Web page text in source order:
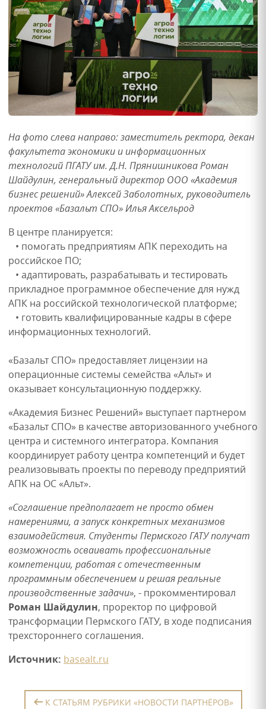
На фото слева направо: заместитель ректора, декан
факультета экономики и информационных
технологий ПГАТУ им. Д.Н. Прянишникова Роман
Шайдулин, генеральный директор ООО «Академия
бизнес решений» Алексей Заболотных, руководитель
проектов «Базальт СПО» Илья Аксельрод
В центре планируется:
• помогать предприятиям АПК переходить на
российское ПО;
• адаптировать, разрабатывать и тестировать
прикладное программное обеспечение для нужд
АПК на российской технологической платформе;
• готовить квалифицированные кадры в сфере
информационных технологий.
«Базальт СПО» предоставляет лицензии на
операционные системы семейства «Альт» и
оказывает консультационную поддержку.
«Академия Бизнес Решений» выступает партнером
«Базальт СПО» в качестве авторизованного учебного
центра и системного интегратора. Компания
координирует работу центра компетенций и будет
реализовывать проекты по переводу предприятий
АПК на ОС «Альт».
«Соглашение предполагает не просто обмен
намерениями, а запуск конкретных механизмов
взаимодействия. Студенты Пермского ГАТУ получат
возможность осваивать профессиональные
компетенции, работая с отечественным
программным обеспечением и решая реальные
производственные задачи», - прокомментировал
Роман Шайдулин, проректор по цифровой
трансформации Пермского ГАТУ, в ходе подписания
трехстороннего соглашения.
Источник: basealt.ru
К СТАТЬЯМ РУБРИКИ «НОВОСТИ ПАРТНЁРОВ»